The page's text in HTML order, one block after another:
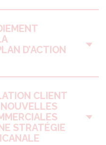
D’ACTION
CLIENT
STRATÉGIE